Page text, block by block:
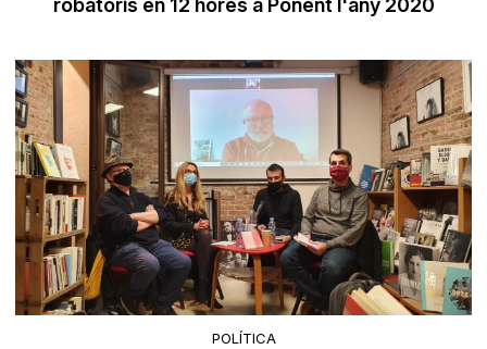
robatoris en 12 hores a Ponent l'any 2020
POLÍTICA